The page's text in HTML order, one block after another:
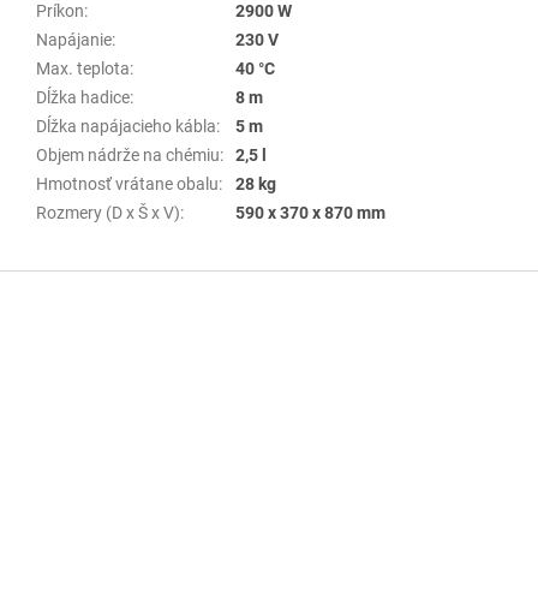
Príkon:
2900 W
Napájanie:
230 V
Max. teplota:
40 °C
Dĺžka hadice:
8 m
Dĺžka napájacieho kábla:
5 m
Objem nádrže na chémiu:
2,5 l
Hmotnosť vrátane obalu:
28 kg
Rozmery (D x Š x V): 590 x 370 x 870 mm